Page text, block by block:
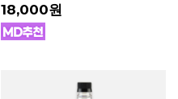
18,000원